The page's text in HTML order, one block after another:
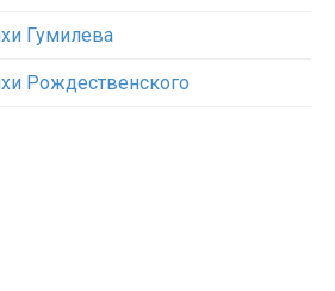
Гумилева
Рождественского